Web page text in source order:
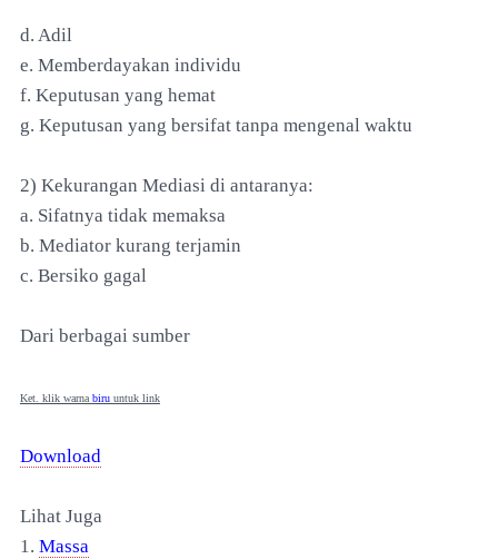
d. Adil
e. Memberdayakan individu
f. Keputusan yang hemat
g. Keputusan yang bersifat tanpa mengenal waktu
2) Kekurangan Mediasi di antaranya:
a. Sifatnya tidak memaksa
b. Mediator kurang terjamin
c. Bersiko gagal
Dari berbagai sumber
Ket. klik warna biru untuk link
Download
Lihat Juga
1. Massa